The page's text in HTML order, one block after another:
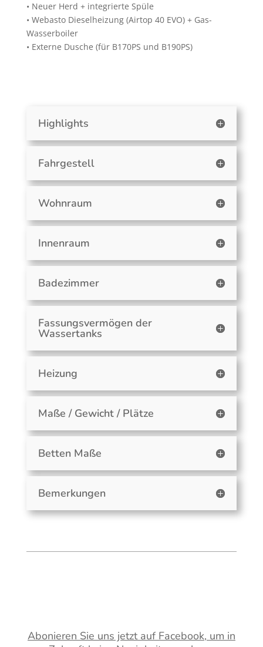
• Neuer Herd + integrierte Spüle
• Webasto Dieselheizung (Airtop 40 EVO) + Gas-
Wasserboiler
• Externe Dusche (für B170PS und B190PS)
Highlights
Fahrgestell
Wohnraum
Innenraum
Badezimmer
Fassungsvermögen der
Wassertanks
Heizung
Maße / Gewicht / Plätze
Betten Maße
Bemerkungen
Abonieren Sie uns jetzt auf Facebook, um in